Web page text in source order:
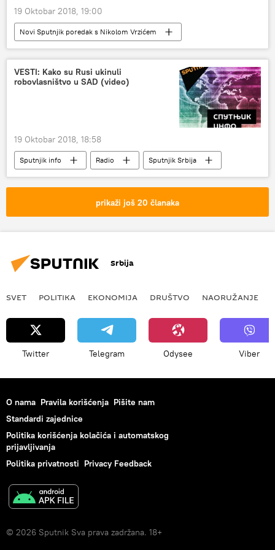
mladi lideri
Društvo
19 Oktobar 2018, 19:00
Novi Sputnjik poredak s Nikolom Vrzićem
Radio
Turska
Saudijska Arabija
Vašington post
Džamal Hašogi
VESTI: Kako su Rusi ukinuli
robovlasništvo u SAD (video)
19 Oktobar 2018, 18:58
Sputnjik info Radio Sputnjik Srbija
prikaži još 20 članaka
Srbija
SVET POLITIKA EKONOMIJA DRUŠTVO NAORUŽANJE
Twitter Telegram Odysee Viber
O nama Pravila korišćenja Pišite nam
Standardi zajednice
Politika korišćenja kolačića i automatskog
prijavljivanja
Politika privatnosti Privacy Feedback
© 2026 Sputnik Sva prava zadržana. 18+